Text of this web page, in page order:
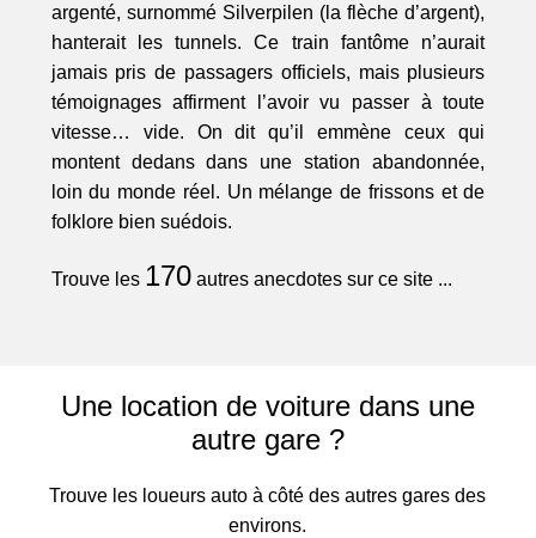
argenté, surnommé Silverpilen (la flèche d’argent),
hanterait les tunnels. Ce train fantôme n’aurait
jamais pris de passagers officiels, mais plusieurs
témoignages affirment l’avoir vu passer à toute
vitesse… vide. On dit qu’il emmène ceux qui
montent dedans dans une station abandonnée,
loin du monde réel. Un mélange de frissons et de
folklore bien suédois.
Trouve les 170autres anecdotes sur ce site ...
Une location de voiture dans une
autre gare ?
Trouve les loueurs auto à côté des autres gares des
environs.